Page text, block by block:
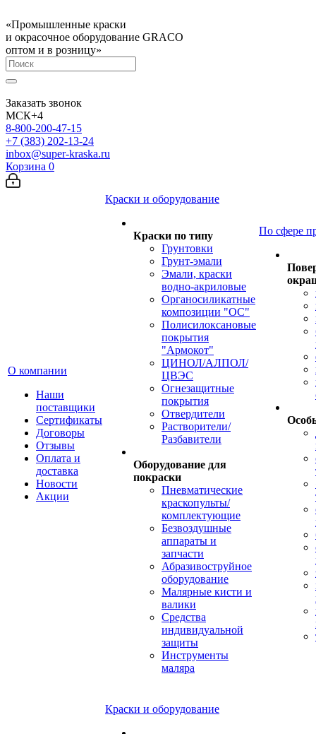
«Промышленные краски
и окрасочное оборудование GRACO
оптом и в розницу»
Заказать звонок
МСК+4
8-800-200-47-15
+7 (383) 202-13-24
inbox@super-kraska.ru
Корзина 0
О компании
Наши
поставщики
Сертификаты
Договоры
Отзывы
Оплата и
доставка
Новости
Акции
Краски и оборудование
Краски по типу
Грунтовки
Грунт-эмали
Эмали, краски
водно-акриловые
Органосиликатные
композиции "ОС"
Полисилоксановые
покрытия
"Армокот"
ЦИНОЛ/АЛПОЛ/
ЦВЭС
Огнезащитные
покрытия
Отвердители
Растворители/
Разбавители
Оборудование для
покраски
Пневматические
краскопульты/
комплектующие
Безвоздушные
аппараты и
запчасти
Абразивоструйное
оборудование
Малярные кисти и
валики
Средства
индивидуальной
защиты
Инструменты
маляра
По сфере
Краски и оборудование